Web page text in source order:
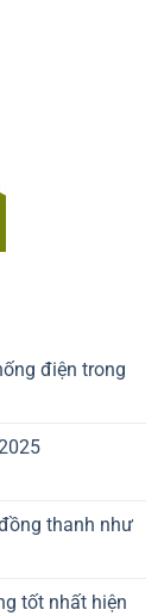
điện trong
thanh như
tốt nhất hiện